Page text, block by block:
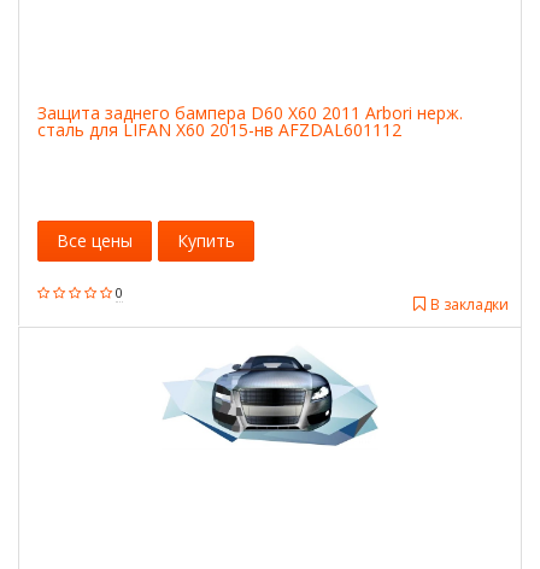
Защита заднего бампера D60 X60 2011 Arbori нерж.
сталь для LIFAN X60 2015-нв AFZDAL601112
0
В закладки
Все цены Купить